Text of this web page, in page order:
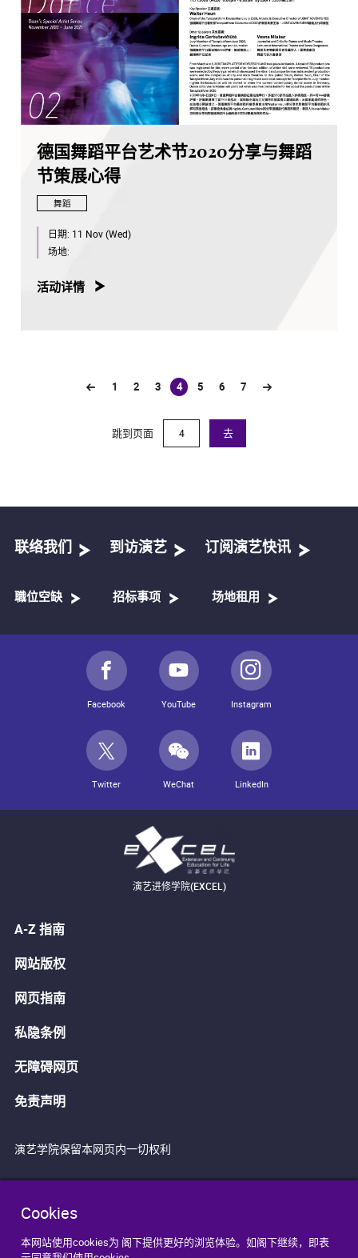
Cookies
本网站使用cookies为 阁下提供更好的浏览体验。如阁下继续，即表
德国舞蹈平台艺术节2020分享与舞蹈
节策展心得
舞蹈
日期: 11 Nov (Wed)
场地:
活动详情
1 2 3 4
(current)
5 6 7
跳到页面 去
联络我们 到访演艺 订阅演艺快讯
職位空缺 招标事项 场地租用
Facebook YouTube Instagram
Twitter WeChat LinkedIn
演艺进修学院(EXCEL)
A-Z 指南
网站版权
网页指南
私隐条例
无障碍网页
免责声明
演艺学院保留本网页内一切权利